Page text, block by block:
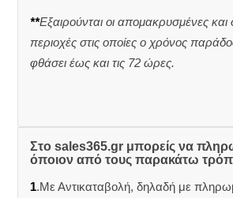
**Εξαιρούνται οι απομακρυσμένες και
περιοχές στις οποίες ο χρόνος
φθάσει έως και τις 72 ώρες.
Στο sales365.gr μπορείς να
όποιον από τους παρακάτω
1.Με Αντικαταβολή, δηλαδή με